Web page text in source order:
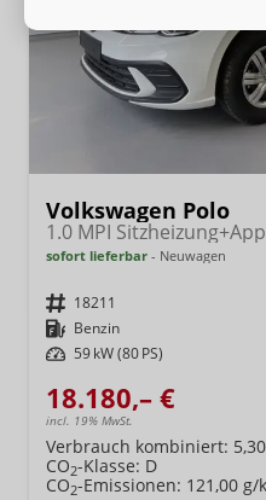
Volkswagen Polo
sofort lieferbar Neuwagen
Fahrzeugnr. 18211
Kraftstoff Benzin
Leistung 59 kW (80 PS)
18.180,– €
incl. 19% MwSt.
Verbrauch kombiniert:
CO2-Klasse: D
CO2-Emissionen: 121,00 g/